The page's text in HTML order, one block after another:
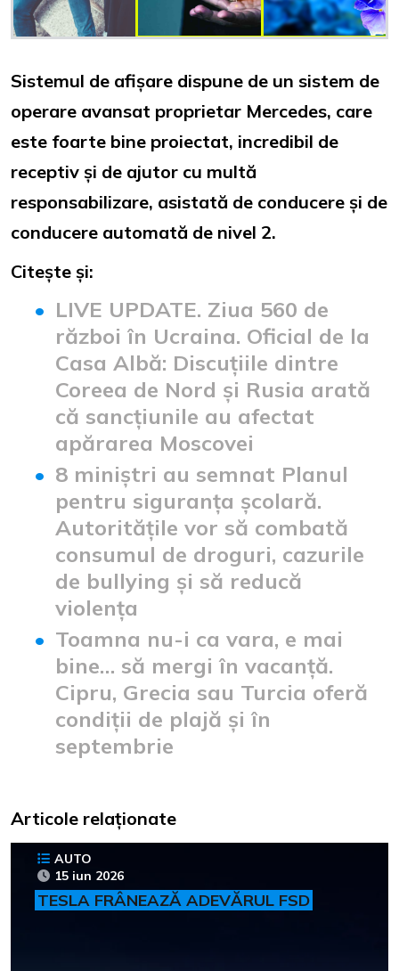
Sistemul de afișare dispune de un sistem de
operare avansat proprietar Mercedes, care
este foarte bine proiectat, incredibil de
receptiv și de ajutor cu multă
responsabilizare, asistată de conducere și de
conducere automată de nivel 2.
Citește și:
LIVE UPDATE. Ziua 560 de
război în Ucraina. Oficial de la
Casa Albă: Discuțiile dintre
Coreea de Nord și Rusia arată
că sancțiunile au afectat
apărarea Moscovei
8 miniștri au semnat Planul
pentru siguranța școlară.
Autoritățile vor să combată
consumul de droguri, cazurile
de bullying și să reducă
violența
Toamna nu-i ca vara, e mai
bine… să mergi în vacanță.
Cipru, Grecia sau Turcia oferă
condiții de plajă și în
septembrie
Articole relaționate
AUTO
15 iun 2026
TESLA FRÂNEAZĂ ADEVĂRUL FSD